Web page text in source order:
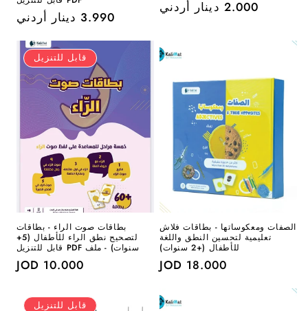
السعر
2.000 دينار أردني
السعر
3.990 دينار أردني
الصفات ومعكوساتها - بطاقات فلاش
تعليمية لتحسين النطق واللغة
للأطفال (+2 سنوات)
سعر
18.000 JOD
قابل للتنزيل
بطاقات صوت الراء - بطاقات
لتصحيح نطق الراء للأطفال (5+
سنوات) - ملف PDF قابل للتنزيل
سعر
10.000 JOD
قابل للتنزيل